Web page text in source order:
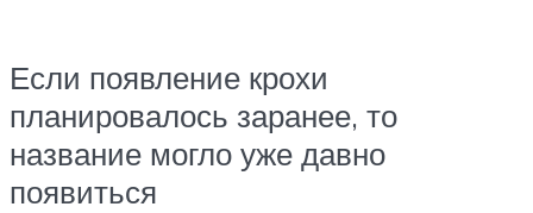
Если появление крохи
планировалось заранее, то
название могло уже давно
появиться